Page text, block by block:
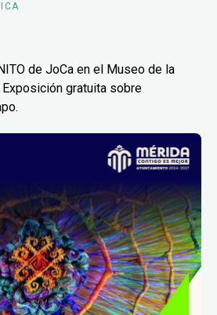
de JoCa en el Museo de la
gratuita sobre